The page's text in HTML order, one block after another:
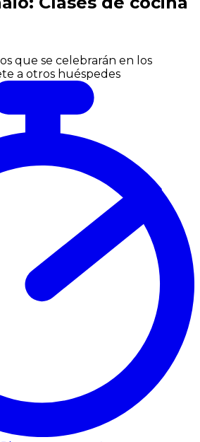
que se celebrarán en los
a otros huéspedes